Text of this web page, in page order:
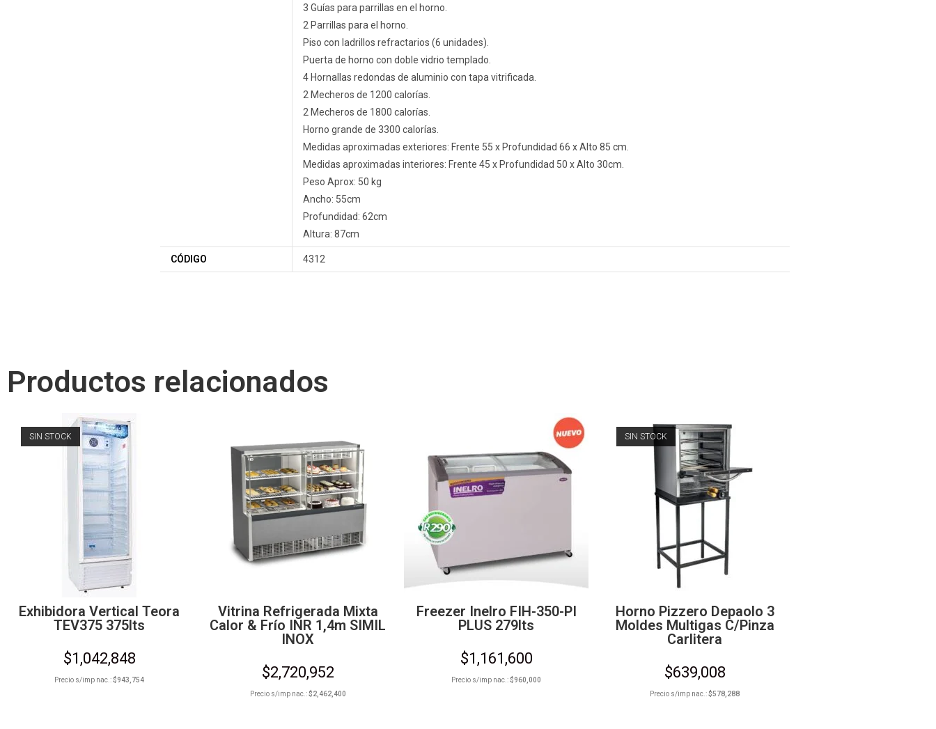
3 Guías para parrillas en el horno.
2 Parrillas para el horno.
Piso con ladrillos refractarios (6 unidades).
Puerta de horno con doble vidrio templado.
4 Hornallas redondas de aluminio con tapa vitrificada.
2 Mecheros de 1200 calorías.
2 Mecheros de 1800 calorías.
Horno grande de 3300 calorías.
Medidas aproximadas exteriores: Frente 55 x Profundidad 66 x Alto 85 cm.
Medidas aproximadas interiores: Frente 45 x Profundidad 50 x Alto 30cm.
Peso Aprox: 50 kg
Ancho: 55cm
Profundidad: 62cm
Altura: 87cm
CÓDIGO 4312
Productos relacionados
SIN STOCK
Exhibidora Vertical Teora
TEV375 375lts
$1,042,848
Precio s/imp nac.:$943,754
Vitrina Refrigerada Mixta
Calor & Frío INR 1,4m SIMIL
INOX
$2,720,952
Precio s/imp nac.:$2,462,400
Freezer Inelro FIH-350-PI
PLUS 279lts
$1,161,600
Precio s/imp nac.:$960,000
SIN STOCK
Horno Pizzero Depaolo 3
Moldes Multigas C/Pinza
Carlitera
$639,008
Precio s/imp nac.:$578,288